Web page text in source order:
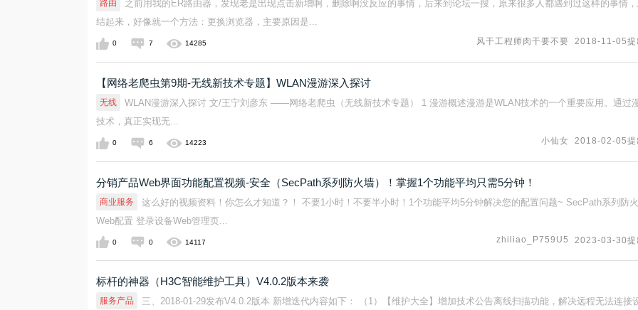
路由
之前用我的ER路由器，发现老是出现点击新增啊，删除啊没反应的事情，后来到论坛一搜，原来很多人都遇到过这样的事情，
结起来，好像就一个方法：更换浏览器，主要原因是...
0 7 14285 风干工程师肉干要不要 2018-11-05提
【网络老爬虫第9期-无线新技术专题】WLAN漫游深入探讨
无线
WLAN漫游深入探讨 文/王宁刘彦东 ——网络老爬虫（无线新技术专题） 1 漫游概述漫游是WLAN技术的一个重要应用。通过
技术，真正实现无...
0 6 14223 小仙女 2018-02-05提
分销产品Web界面功能配置视频-安全（SecPath系列防火墙）！掌握1个功能平均只需5分钟！
商业服务
这么好的视频资料！你怎么才知道？！ 不要1小时！不要半小时！1个功能平均5分钟解决您的配置问题~ SecPath系列防
Web配置 登录设备Web管理页...
0 0 14117 zhiliao_P759U5 2023-03-30提
标杆的神器（H3C智能维护工具）V4.0.2版本来袭
服务产品
三、2018-01-29发布V4.0.2版本 新增迭代内容如下： （1）【维护大全】增加技术公告离线扫描功能，解决远程无法连接